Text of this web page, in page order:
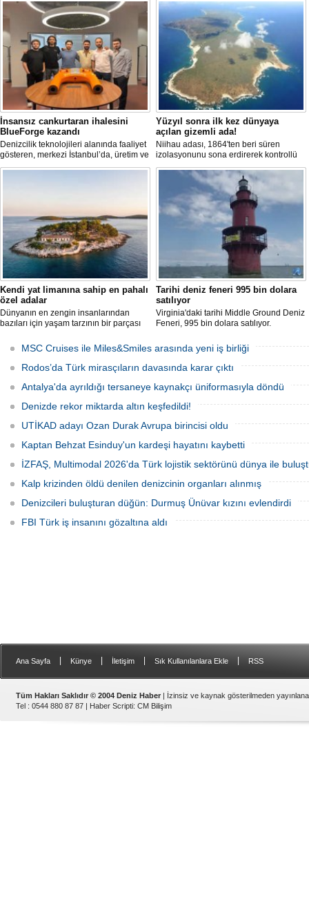
İnsansız cankurtaran ihalesini
BlueForge kazandı
Denizcilik teknolojileri alanında faaliyet
gösteren, merkezi İstanbul’da, üretim ve
Ar-Ge faaliyetlerinin önemli bölümünü
Yüzyıl sonra ilk kez dünyaya
açılan gizemli ada!
Niihau adası, 1864'ten beri süren
izolasyonunu sona erdirerek kontrollü
turist ziyaretlerine açıldı. Ada sakinleri,
modern teknolojiden uzak, katı
kurallarla dolu bir yaşam sürdürüyor.
Kendi yat limanına sahip en pahalı
özel adalar
Dünyanın en zengin insanlarından
bazıları için yaşam tarzının bir parçası
zamanda kendi yat limanı, helikopter
pisti ve seçkin villaları da içeren koca bir
özel adadır.
Tarihi deniz feneri 995 bin dolara
satılıyor
Virginia'daki tarihi Middle Ground Deniz
Feneri, 995 bin dolara satılıyor.
üretebilen bir yaşam alanına
dönüştürüldü.
MSC Cruises ile Miles&Smiles arasında yeni iş birliği
Rodos’da Türk mirasçıların davasında karar çıktı
Antalya'da ayrıldığı tersaneye kaynakçı üniformasıyla döndü
Denizde rekor miktarda altın keşfedildi!
UTİKAD adayı Ozan Durak Avrupa birincisi oldu
Kaptan Behzat Esinduy'un kardeşi hayatını kaybetti
İZFAŞ, Multimodal 2026'da Türk lojistik sektörünü dünya ile
Kalp krizinden öldü denilen denizcinin organları alınmış
Denizcileri buluşturan düğün: Durmuş Ünüvar kızını evlendirdi
FBI Türk iş insanını gözaltına aldı
Ana Sayfa Künye İletişim Sık Kullanılanlara Ekle RSS
Tüm Hakları Saklıdır © 2004 Deniz Haber | İzinsiz ve kaynak gösterilmeden
Tel : 0544 880 87 87 | Haber Scripti: CM Bilişim